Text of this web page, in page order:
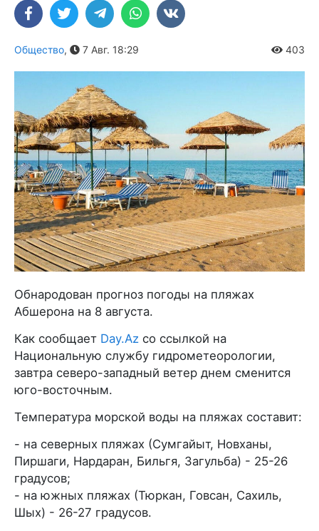
Общество, 7 Авг. 18:29 403
Обнародован прогноз погоды на пляжах
Абшерона на 8 августа.
Как сообщает Day.Az со ссылкой на
Национальную службу гидрометеорологии,
завтра северо-западный ветер днем сменится
юго-восточным.
Температура морской воды на пляжах составит:
- на северных пляжах (Сумгайыт, Новханы,
Пиршаги, Нардаран, Бильгя, Загульба) - 25-26
градусов;
- на южных пляжах (Тюркан, Говсан, Сахиль,
Шых) - 26-27 градусов.